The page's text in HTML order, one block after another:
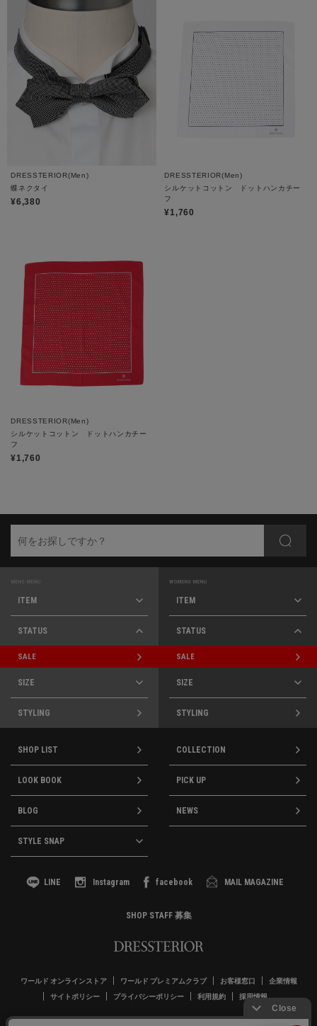
DRESSTERIOR(Men)
蝶ネクタイ
¥6,380
DRESSTERIOR(Men)
シルケットコットン ドットハンカチー
フ
¥1,760
DRESSTERIOR(Men)
シルケットコットン ドットハンカチー
フ
¥1,760
MENS MENU
ITEM
STATUS
SALE
SIZE
STYLING
WOMENS MENU
ITEM
STATUS
SALE
SIZE
STYLING
SHOP LIST COLLECTION
LOOK BOOK PICK UP
BLOG NEWS
STYLE SNAP
LINE Instagram facebook MAIL MAGAZINE
SHOP STAFF 募集
ワールド オンラインストア ワールド プレミアムクラブ お客様窓口
企業情報
サイトポリシー
プライバシーポリシー 利用規約 採用情報
Copyrights © WORLD CO.,LTD. All rights reserved.